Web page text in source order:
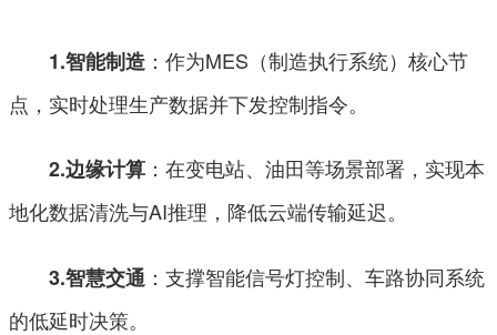
1.智能制造 ：作为MES（制造执行系统）核心节
点，实时处理生产数据并下发控制指令。
2.边缘计算 ：在变电站、油田等场景部署，实现本
地化数据清洗与AI推理，降低云端传输延迟。
3.智慧交通 ：支撑智能信号灯控制、车路协同系统
的低延时决策。